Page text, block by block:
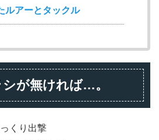
ルアーとタックル
が無ければ…。
くり出撃